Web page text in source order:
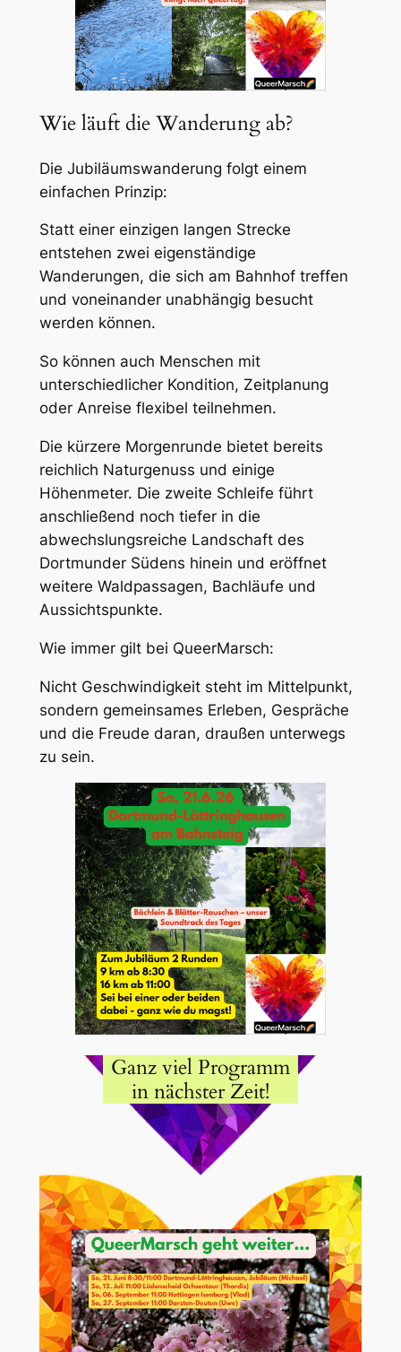
Wie läuft die Wanderung ab?
Die Jubiläumswanderung folgt einem
einfachen Prinzip:
Statt einer einzigen langen Strecke
entstehen zwei eigenständige
Wanderungen, die sich am Bahnhof treffen
und voneinander unabhängig besucht
werden können.
So können auch Menschen mit
unterschiedlicher Kondition, Zeitplanung
oder Anreise flexibel teilnehmen.
Die kürzere Morgenrunde bietet bereits
reichlich Naturgenuss und einige
Höhenmeter. Die zweite Schleife führt
anschließend noch tiefer in die
abwechslungsreiche Landschaft des
Dortmunder Südens hinein und eröffnet
weitere Waldpassagen, Bachläufe und
Aussichtspunkte.
Wie immer gilt bei QueerMarsch:
Nicht Geschwindigkeit steht im Mittelpunkt,
sondern gemeinsames Erleben, Gespräche
und die Freude daran, draußen unterwegs
zu sein.
Ganz viel Programm
in nächster Zeit!